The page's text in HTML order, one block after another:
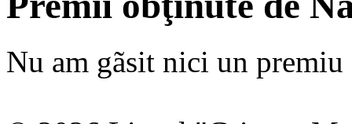
Nu am gãsit nici un premiu